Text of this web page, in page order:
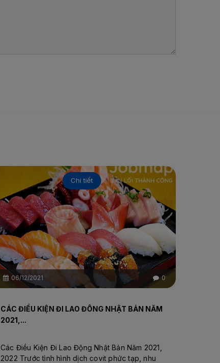
06/12/2021 0
Chi tiết
CÁC ĐIỀU KIỆN ĐI LAO ĐÔNG NHẬT BẢN NĂM
2021,...
Các Điều Kiện Đi Lao Động Nhật Bản Năm 2021,
2022 Trước tình hình dịch covit phức tạp, nhu